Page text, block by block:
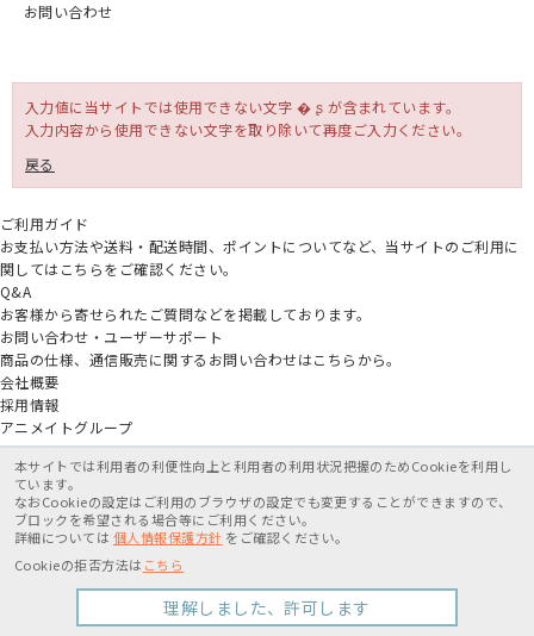
お問い合わせ
入力値に当サイトでは使用できない文字 � ʂ が含まれています。
入力内容から使用できない文字を取り除いて再度ご入力ください。
戻る
ご利用ガイド
お支払い方法や送料・配送時間、ポイントについてなど、当サイトのご利用に
関してはこちらをご確認ください。
Q&A
お客様から寄せられたご質問などを掲載しております。
お問い合わせ・ユーザーサポート
商品の仕様、通信販売に関するお問い合わせはこちらから。
会社概要
採用情報
アニメイトグループ
特定商取引法に基づく表記個人情報保護方針
Copyright movic Co.,Ltd. 2005-2026
本サイトでは利用者の利便性向上と利用者の利用状況把握のためCookieを利用し
ています。
なおCookieの設定はご利用のブラウザの設定でも変更することができますので、
ブロックを希望される場合等にご利用ください。
詳細については 個人情報保護方針 をご確認ください。
Cookieの拒否方法は こちら
理解しました、許可します